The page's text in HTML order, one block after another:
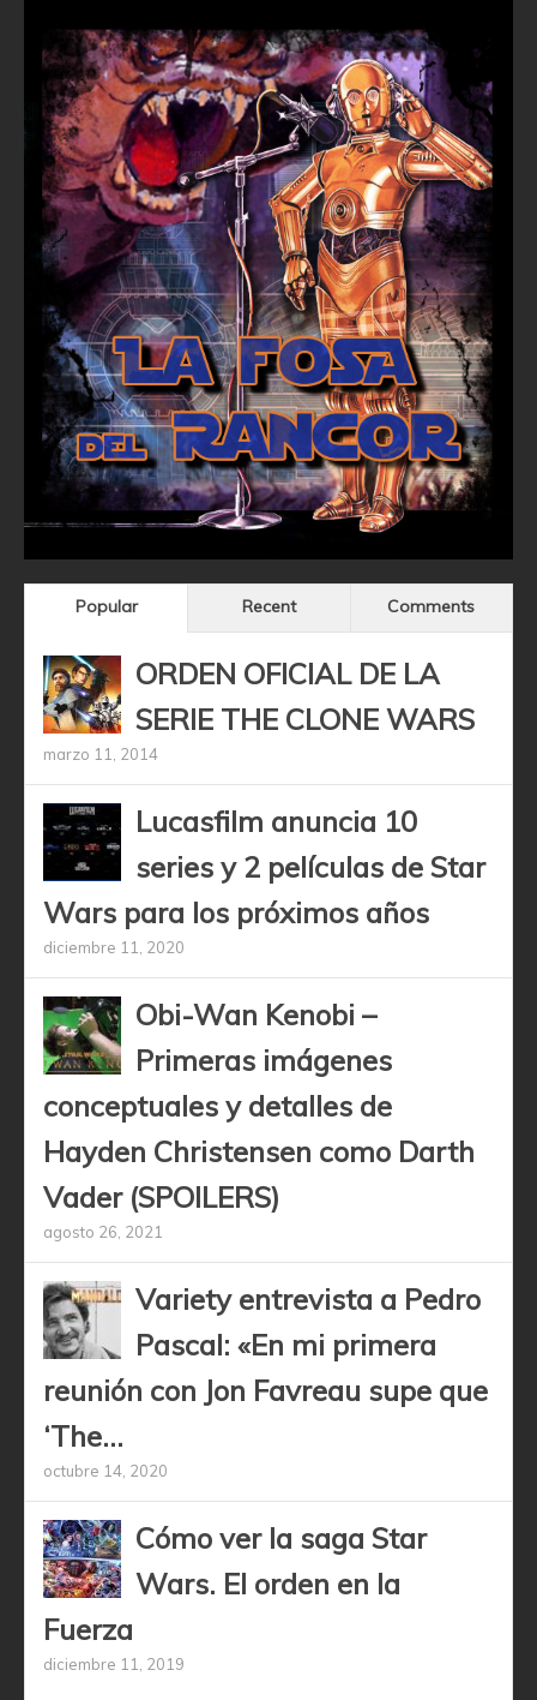
Popular Recent Comments
ORDEN OFICIAL DE LA
SERIE THE CLONE WARS
marzo 11, 2014
Lucasfilm anuncia 10
series y 2 películas de Star
Wars para los próximos años
diciembre 11, 2020
Obi-Wan Kenobi –
Primeras imágenes
conceptuales y detalles de
Hayden Christensen como Darth
Vader (SPOILERS)
agosto 26, 2021
Variety entrevista a Pedro
Pascal: «En mi primera
reunión con Jon Favreau supe que
‘The...
octubre 14, 2020
Cómo ver la saga Star
Wars. El orden en la
Fuerza
diciembre 11, 2019